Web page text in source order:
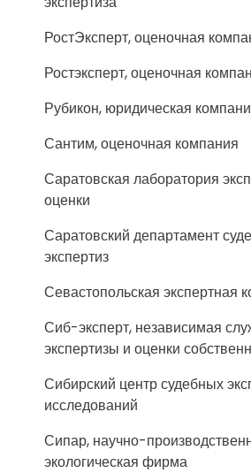
РостЭксперт, оценочная
Ростэксперт, оценочная
Рубикон, юридическая
Сантим, оценочная компания
Саратовская лаборатория
оценки
Саратовский департамент
экспертиз
Севастопольская экспертная
Сиб-эксперт, независимая
экспертизы и оценки
Сибирский центр судебных
исследований
Сипар, научно-
экологическая фирма